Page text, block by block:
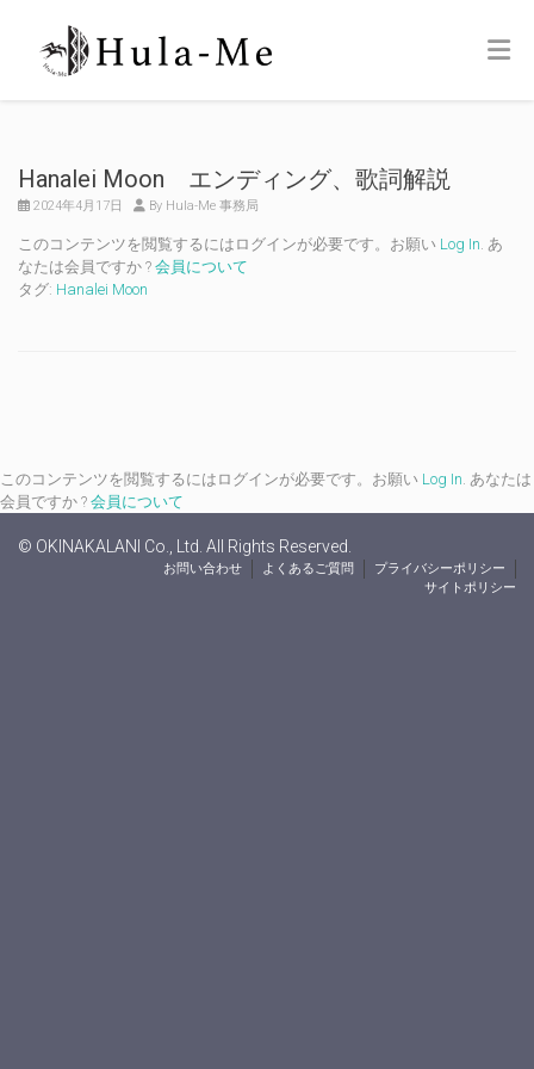
Hanalei Moon エンディング、歌詞解説
2024年4月17日 By Hula-Me 事務局
このコンテンツを閲覧するにはログインが必要です。お願い Log In. あ
なたは会員ですか ? 会員について
タグ: Hanalei Moon
このコンテンツを閲覧するにはログインが必要です。お願い Log In. あなたは
会員ですか ? 会員について
© OKINAKALANI Co., Ltd. All Rights Reserved.
お問い合わせ よくあるご質問
プライバシーポリシー
サイトポリシー